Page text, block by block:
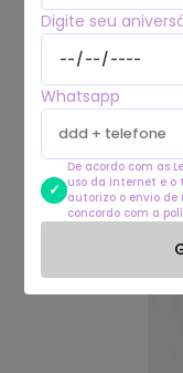
Digite seu
Whatsapp
De acordo com as
uso da Internet e o
autorizo o envio
concordo com a